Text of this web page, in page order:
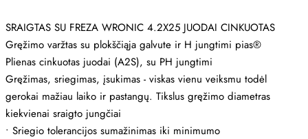
SRAIGTAS SU FREZA WRONIC 4.2X25 JUODAI CINKUOTAS
Gręžimo varžtas su plokščiąja galvute ir H jungtimi pias®
Plienas cinkuotas juodai (A2S), su PH jungtimi
Gręžimas, sriegimas, įsukimas - viskas vienu veiksmu todėl
gerokai mažiau laiko ir pastangų. Tikslus gręžimo diametras
kiekvienai sraigto jungčiai
• Sriegio tolerancijos sumažinimas iki minimumo